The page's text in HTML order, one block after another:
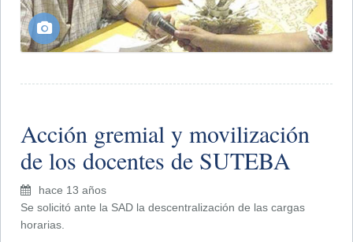
Acción gremial y movilización
de los docentes de SUTEBA
hace 13 años
Se solicitó ante la SAD la descentralización de las cargas
horarias.